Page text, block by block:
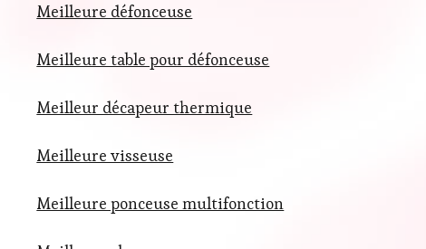
Meilleure défonceuse
Meilleure table pour défonceuse
Meilleur décapeur thermique
Meilleure visseuse
Meilleure ponceuse multifonction